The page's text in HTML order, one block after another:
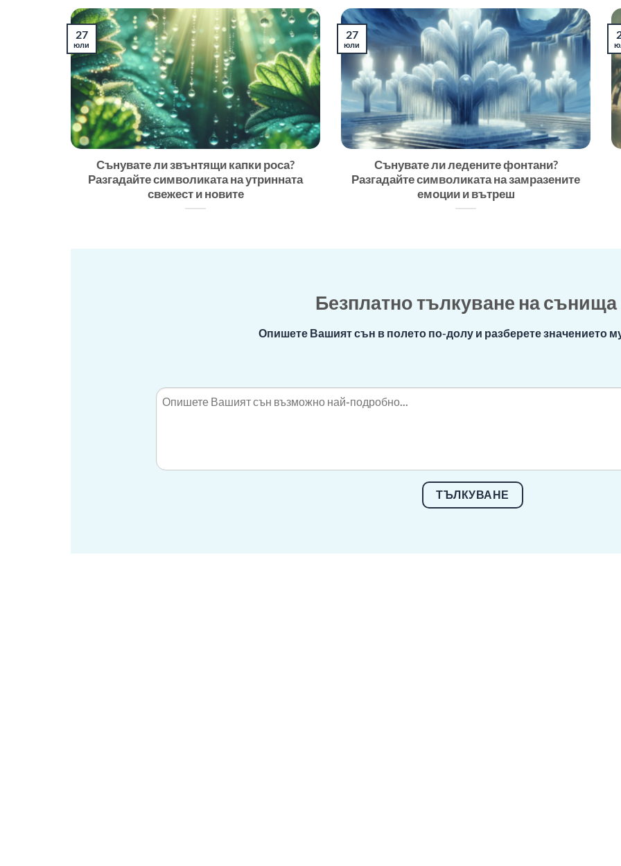
Сънувате ли звънтящи капки роса?
Разгадайте символиката на утринната
свежест и новите
27
юли
Сънувате ли ледените фонтани?
Разгадайте символиката на замразените
емоции и вътреш
27
юли
Безплатно тълкуване на сънища
Опишете Вашият сън в полето по-долу и разберете значението
ТЪЛКУВАНЕ